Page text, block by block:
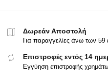
Δωρεάν Αποστολή
Για παραγγελίες άνω των 59
Επιστροφές εντός 14
Εγγύηση επιστροφής